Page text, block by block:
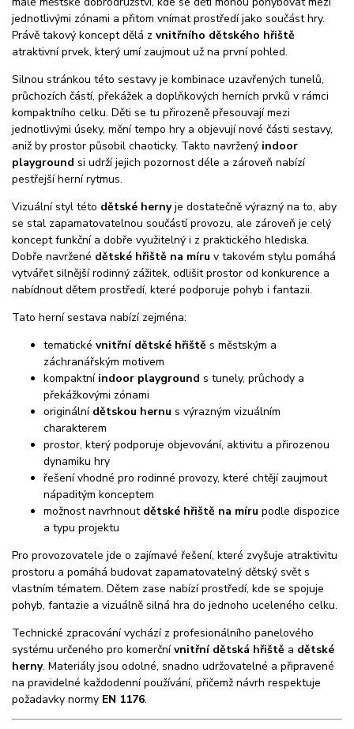
jednotlivými zónami a přitom vnímat prostředí jako součást hry.
Právě takový koncept dělá z vnitřního dětského hřiště
atraktivní prvek, který umí zaujmout už na první pohled.
Silnou stránkou této sestavy je kombinace uzavřených tunelů,
průchozích částí, překážek a doplňkových herních prvků v rámci
kompaktního celku. Děti se tu přirozeně přesouvají mezi
jednotlivými úseky, mění tempo hry a objevují nové části sestavy,
aniž by prostor působil chaoticky. Takto navržený indoor
playground si udrží jejich pozornost déle a zároveň nabízí
pestřejší herní rytmus.
Vizuální styl této dětské hernyje dostatečně výrazný na to, aby
se stal zapamatovatelnou součástí provozu, ale zároveň je celý
koncept funkční a dobře využitelný i z praktického hlediska.
Dobře navržené dětské hřiště na míru v takovém stylu pomáhá
vytvářet silnější rodinný zážitek, odlišit prostor od konkurence a
nabídnout dětem prostředí, které podporuje pohyb i fantazii.
Tato herní sestava nabízí zejména:
tematické vnitřní dětské hřiště s městským a
záchranářským motivem
kompaktní indoor playground s tunely, průchody a
překážkovými zónami
originální dětskou hernu s výrazným vizuálním
charakterem
prostor, který podporuje objevování, aktivitu a přirozenou
dynamiku hry
řešení vhodné pro rodinné provozy, které chtějí zaujmout
nápaditým konceptem
možnost navrhnout dětské hřiště na míru podle dispozice
a typu projektu
Pro provozovatele jde o zajímavé řešení, které zvyšuje atraktivitu
prostoru a pomáhá budovat zapamatovatelný dětský svět s
vlastním tématem. Dětem zase nabízí prostředí, kde se spojuje
pohyb, fantazie a vizuálně silná hra do jednoho uceleného celku.
Technické zpracování vychází z profesionálního panelového
systému určeného pro komerčnívnitřní dětská hřiště a dětské
herny. Materiály jsou odolné, snadno udržovatelné a připravené
na pravidelné každodenní používání, přičemž návrh respektuje
požadavky normy EN 1176.